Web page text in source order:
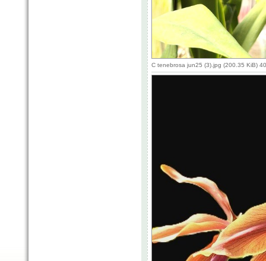
C tenebrosa jun25 (3).jpg (200.35 KiB)